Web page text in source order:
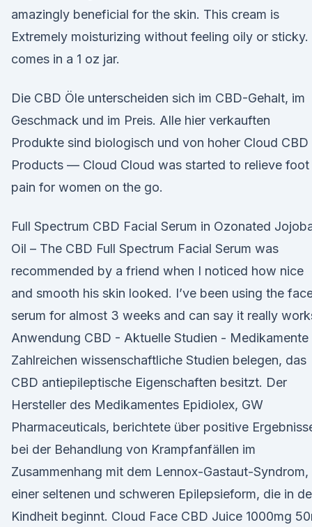
amazingly beneficial for the skin. This cream is
Extremely moisturizing without feeling oily or sticky.
comes in a 1 oz jar.
Die CBD Öle unterscheiden sich im CBD-Gehalt, im
Geschmack und im Preis. Alle hier verkauften
Produkte sind biologisch und von hoher Cloud CBD
Products — Cloud Cloud was started to relieve foot
pain for women on the go.
Full Spectrum CBD Facial Serum in Ozonated
Oil – The CBD Full Spectrum Facial Serum was
recommended by a friend when I noticed how nice
and smooth his skin looked. I’ve been using the
serum for almost 3 weeks and can say it really
Anwendung CBD - Aktuelle Studien - Medikamente
Zahlreichen wissenschaftliche Studien belegen, das
CBD antiepileptische Eigenschaften besitzt. Der
Hersteller des Medikamentes Epidiolex, GW
Pharmaceuticals, berichtete über positive
bei der Behandlung von Krampfanfällen im
Zusammenhang mit dem Lennox-Gastaut-Syndrom,
einer seltenen und schweren Epilepsieform, die in
Kindheit beginnt. Cloud Face CBD Juice 1000mg